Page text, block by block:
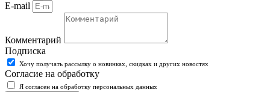
E-mail
Комментарий
Подписка
Хочу получать рассылку о новинках, скидках и других новостях
Согласие на обработку
Я согласен на обработку персональных данных